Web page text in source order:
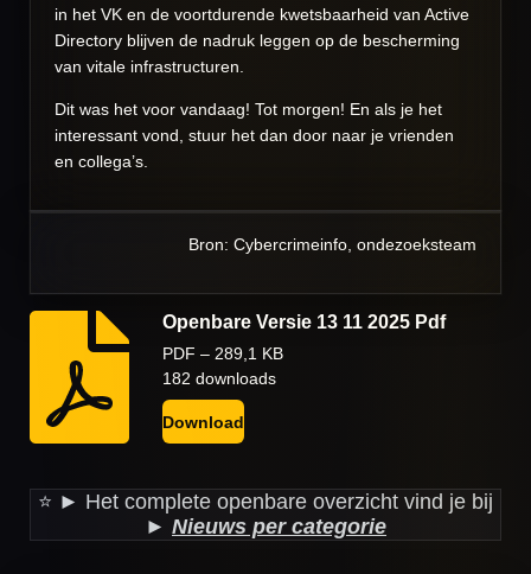
in het VK en de voortdurende kwetsbaarheid van Active
Directory blijven de nadruk leggen op de bescherming
van vitale infrastructuren.
Dit was het voor vandaag! Tot morgen! En als je het
interessant vond, stuur het dan door naar je vrienden
en collega’s.
Bron: Cybercrimeinfo, ondezoeksteam
Openbare Versie 13 11 2025 Pdf
PDF – 289,1 KB
182 downloads
Download
⭐️ ► Het complete openbare overzicht vind je bij
► Nieuws per categorie